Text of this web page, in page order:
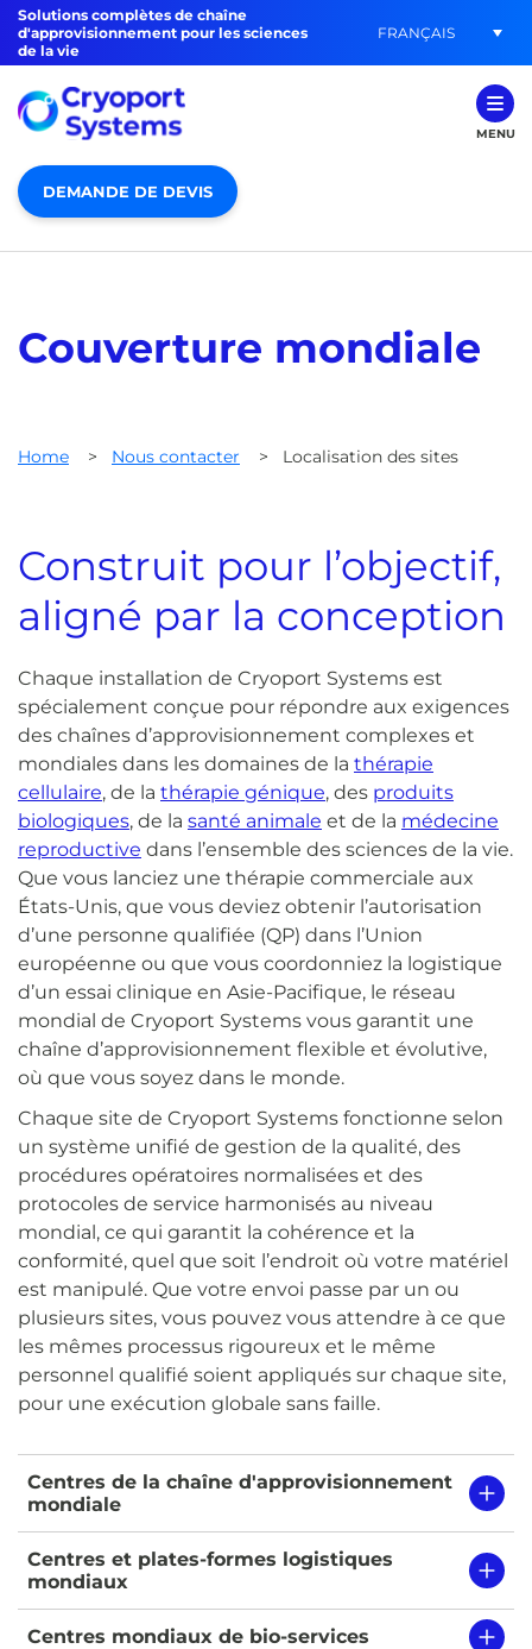
Solutions complètes de chaîne
d'approvisionnement pour les sciences
de la vie
FRANÇAIS
MENU
DEMANDE DE DEVIS
Couverture mondiale
Home > Nous contacter > Localisation des sites
Construit pour l’objectif,
aligné par la conception
Chaque installation de Cryoport Systems est
spécialement conçue pour répondre aux exigences
des chaînes d’approvisionnement complexes et
mondiales dans les domaines de la thérapie
cellulaire, de la thérapie génique, des produits
biologiques, de la santé animale et de la médecine
reproductive dans l’ensemble des sciences de la vie.
Que vous lanciez une thérapie commerciale aux
États-Unis, que vous deviez obtenir l’autorisation
d’une personne qualifiée (QP) dans l’Union
européenne ou que vous coordonniez la logistique
d’un essai clinique en Asie-Pacifique, le réseau
mondial de Cryoport Systems vous garantit une
chaîne d’approvisionnement flexible et évolutive,
où que vous soyez dans le monde.
Chaque site de Cryoport Systems fonctionne selon
un système unifié de gestion de la qualité, des
procédures opératoires normalisées et des
protocoles de service harmonisés au niveau
mondial, ce qui garantit la cohérence et la
conformité, quel que soit l’endroit où votre matériel
est manipulé. Que votre envoi passe par un ou
plusieurs sites, vous pouvez vous attendre à ce que
les mêmes processus rigoureux et le même
personnel qualifié soient appliqués sur chaque site,
pour une exécution globale sans faille.
Centres de la chaîne d'approvisionnement
mondiale
Centres et plates-formes logistiques
mondiaux
Centres mondiaux de bio-services